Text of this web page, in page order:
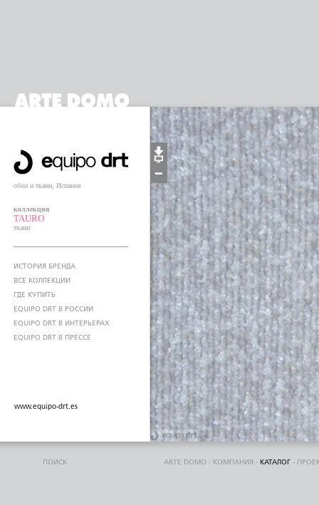
обои и ткани, Испания
коллекция
TAURO
ткани
ИСТОРИЯ БРЕНДА
ВСЕ КОЛЛЕКЦИИ
ГДЕ КУПИТЬ
EQUIPO DRT В РОССИИ
EQUIPO DRT В ИНТЕРЬЕРАХ
EQUIPO DRT В ПРЕССЕ
www.equipo-drt.es
ПОИСК ARTE DOMO - КОМПАНИЯ - КАТАЛОГ -